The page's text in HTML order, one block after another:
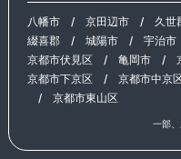
八幡市/ 京田辺市/ 久世
綴喜郡/ 城陽市/ 宇治市
京都市伏見区/ 亀岡市/
京都市下京区/ 京都市中京
/ 京都市東山区
一部